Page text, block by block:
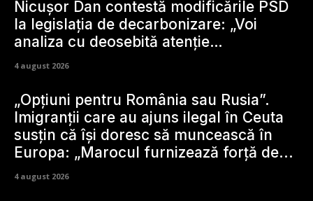
Nicușor Dan contestă modificările PSD
la legislația de decarbonizare: „Voi
analiza cu deosebită atenție…
4 august 2026
„Opțiuni pentru România sau Rusia”.
Imigranții care au ajuns ilegal în Ceuta
susțin că își doresc să muncească în
Europa: „Marocul furnizează forță de...
4 august 2026